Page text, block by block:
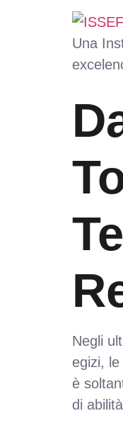
Una
Negli
egizi,
è
di